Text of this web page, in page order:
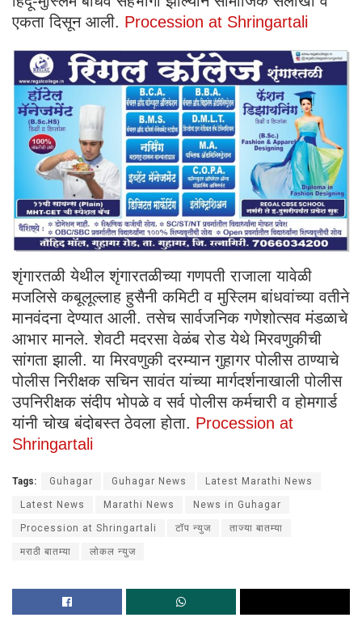
एकता दिसून आली. Procession at Shringartali
शृंगारतळी येथील शृंगारतळीच्या गणपती राजाला यावेळी
मजलिसे कबूलूल्लाह हुसैनी कमिटी व मुस्लिम बांधवांच्या वतीने
मानवंदना देण्यात आली. तसेच सार्वजनिक गणेशोत्सव मंडळाचे
आभार मानले. शेवटी मदरसा वेळंब रोड येथे मिरवणुकीची
सांगता झाली. या मिरवणुकी दरम्यान गुहागर पोलीस ठाण्याचे
पोलीस निरीक्षक सचिन सावंत यांच्या मार्गदर्शनाखाली पोलीस
उपनिरीक्षक संदीप भोपळे व सर्व पोलीस कर्मचारी व होमगार्ड
यांनी चोख बंदोबस्त ठेवला होता. Procession at
Shringartali
Tags: Guhagar Guhagar News Latest Marathi News
Latest News Marathi News News in Guhagar
Procession at Shringartali टॉप न्युज ताज्या बातम्या
मराठी बातम्या लोकल न्युज